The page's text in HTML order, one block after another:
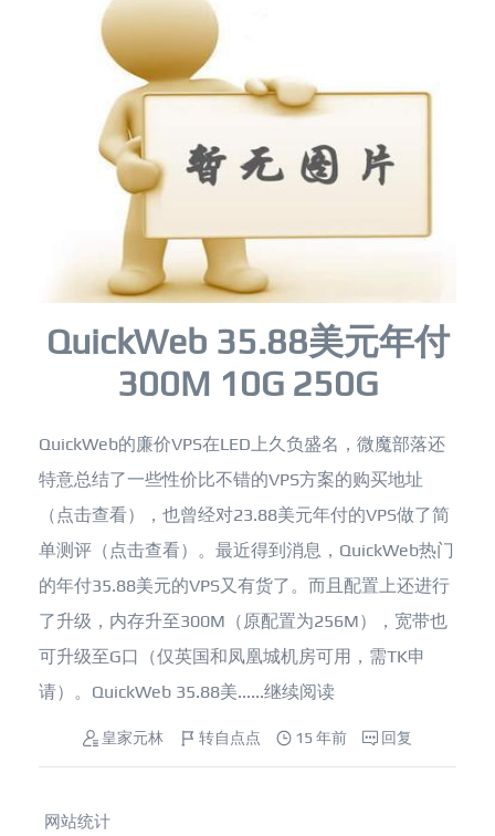
QuickWeb 35.88美元年付
300M 10G 250G
QuickWeb的廉价VPS在LED上久负盛名，微魔部落还
特意总结了一些性价比不错的VPS方案的购买地址
（点击查看），也曾经对23.88美元年付的VPS做了简
单测评（点击查看）。最近得到消息，QuickWeb热门
的年付35.88美元的VPS又有货了。而且配置上还进行
了升级，内存升至300M（原配置为256M），宽带也
可升级至G口（仅英国和凤凰城机房可用，需TK申
请）。QuickWeb 35.88美......继续阅读
皇家元林 转自点点 15 年前 回复
网站统计